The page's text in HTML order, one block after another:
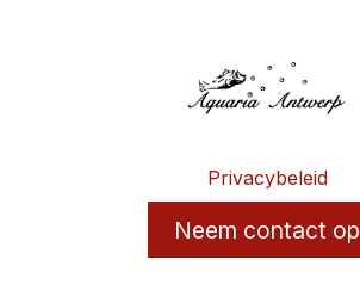
Privacybeleid
Neem contact op